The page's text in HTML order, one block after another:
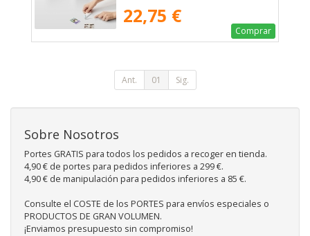
22,75 €
Comprar
Ant. 01 Sig.
Sobre Nosotros
Portes GRATIS para todos los pedidos a recoger en tienda.
4,90 € de portes para pedidos inferiores a 299 €.
4,90 € de manipulación para pedidos inferiores a 85 €.
Consulte el COSTE de los PORTES para envíos especiales o
PRODUCTOS DE GRAN VOLUMEN.
¡Enviamos presupuesto sin compromiso!